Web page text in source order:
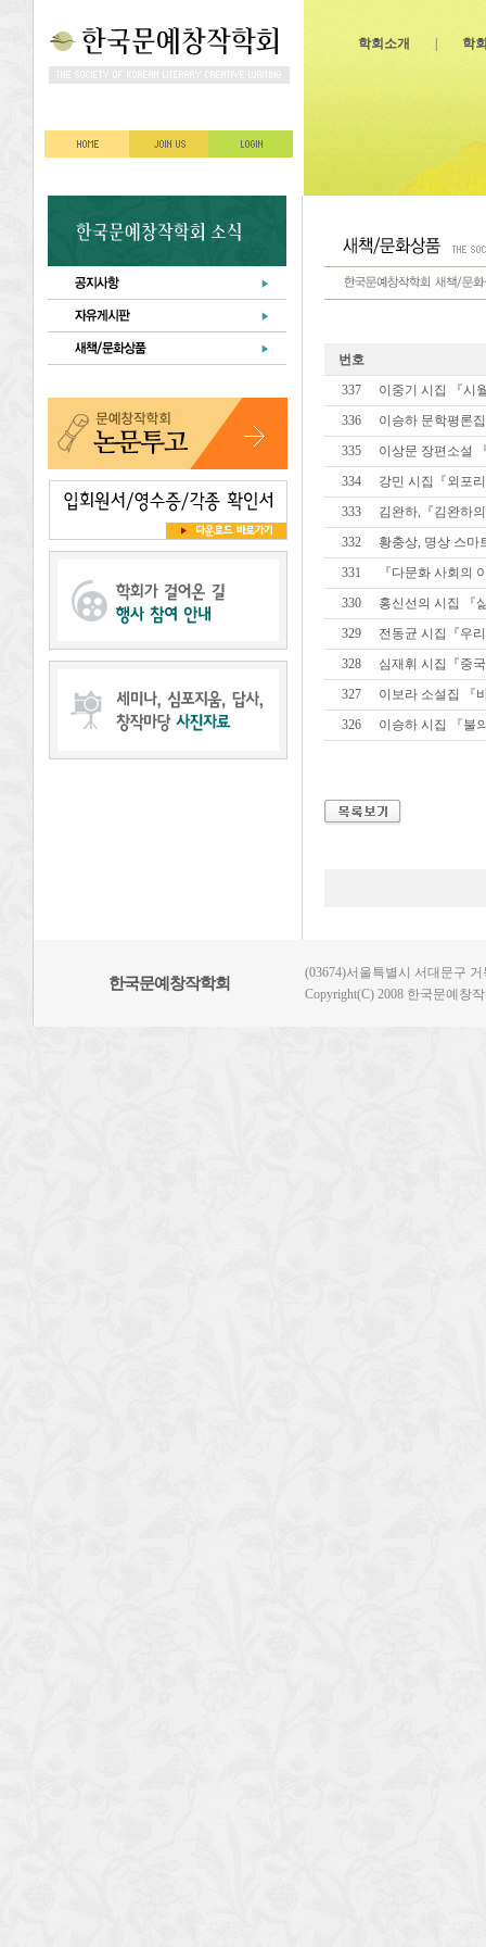
학회소개 학
번호
337
이중기 시집 『시
336
이승하 문학평론
335
이상문 장편소설
334
강민 시집『외포
333
김완하,『김완하
332
황충상, 명상 스마
331
『다문화 사회의
330
홍신선의 시집 『
329
전동균 시집『우
328
심재휘 시집『중
327
이보라 소설집 『
326
이승하 시집 『불
한국문예창작학회
(03674)서울특별시 서대문구
Copyright(C) 2008 한국문예창